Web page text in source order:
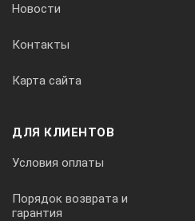
7.
Новости
Контакты
Карта сайта
ДЛЯ КЛИЕНТОВ
Условия оплаты
Порядок возврата и
гарантия